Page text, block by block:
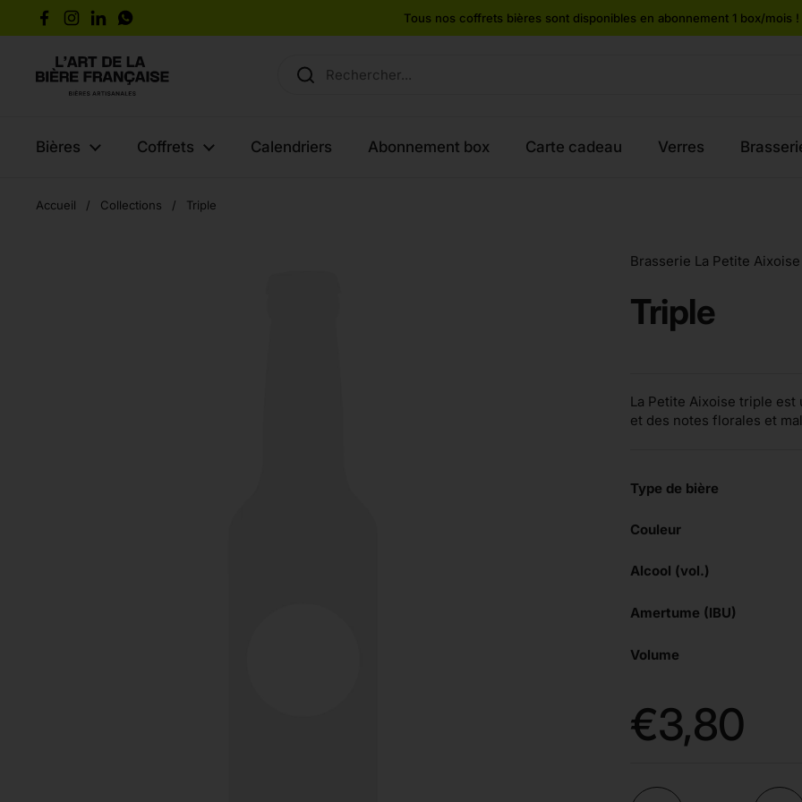
Passer au contenu
Facebook
Instagram
LinkedInWhatsApp
Tous nos coffrets bières sont disponibles en abonnement 1 box/mois !
Bières Coffrets Calendriers Abonnement box Carte cadeau Verres
Accueil / Collections / Triple
Brasserie La Petite Aixoise
Triple
La Petite Aixoise triple
et des notes florales et
Type de bière
Couleur
Alcool (vol.)
Amertume (IBU)
Volume
Prix:
€3,80
Quantité